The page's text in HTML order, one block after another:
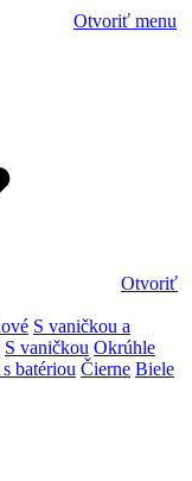
Otvoriť menu
Otvoriť
S vaničkou a
S vaničkou Okrúhle
batériou Čierne Biele